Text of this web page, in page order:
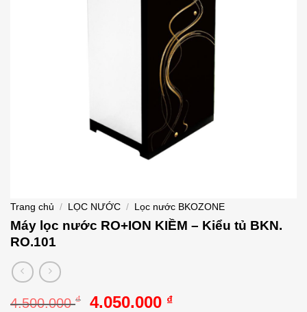
Trang chủ / LỌC NƯỚC / Lọc nước BKOZONE
Máy lọc nước RO+ION KIỀM – Kiểu tủ BKN.
RO.101
4.500.000₫
Giá
4.050.000 ₫Giá